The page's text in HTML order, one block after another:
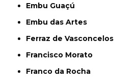
Embu Guaçú
Embu das Artes
Ferraz de Vasconcelos
Francisco Morato
Franco da Rocha